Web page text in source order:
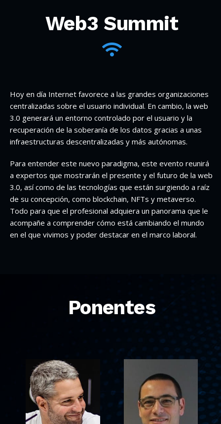
Web3 Summit
Hoy en día Internet favorece a las grandes organizaciones
centralizadas sobre el usuario individual. En cambio, la web
3.0 generará un entorno controlado por el usuario y la
recuperación de la soberanía de los datos gracias a unas
infraestructuras descentralizadas y más autónomas.
Para entender este nuevo paradigma, este evento reunirá
a expertos que mostrarán el presente y el futuro de la web
3.0, así como de las tecnologías que están surgiendo a raíz
de su concepción, como blockchain, NFTs y metaverso.
Todo para que el profesional adquiera un panorama que le
acompañe a comprender cómo está cambiando el mundo
en el que vivimos y poder destacar en el marco laboral.
Ponentes